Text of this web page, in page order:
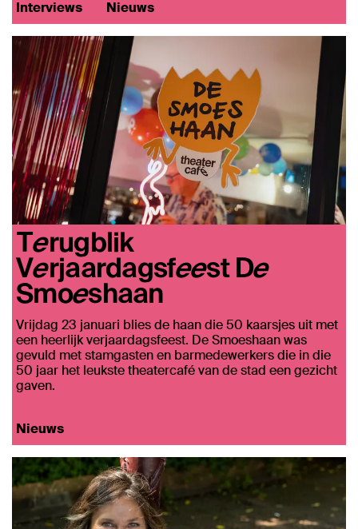
Interviews Nieuws
Terugblik
Verjaardagsfeest De
Smoeshaan
Vrijdag 23 januari blies de haan die 50 kaarsjes uit met
een heerlijk verjaardagsfeest. De Smoeshaan was
gevuld met stamgasten en barmedewerkers die in die
50 jaar het leukste theatercafé van de stad een gezicht
gaven.
Nieuws